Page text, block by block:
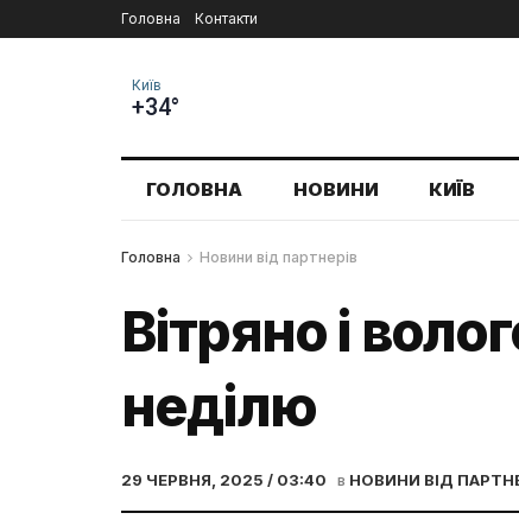
Головна Контакти
Київ
+34°
ГОЛОВНА НОВИНИ КИЇВ
Головна Новини від партнерів
Вітряно і
неділю
29 ЧЕРВНЯ, 2025 / 03:40 в НОВИНИ ВІД